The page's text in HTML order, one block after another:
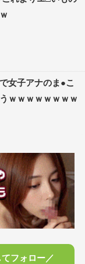
女子アナのま●こ
ｗｗｗｗｗｗｗｗ
フォロー／